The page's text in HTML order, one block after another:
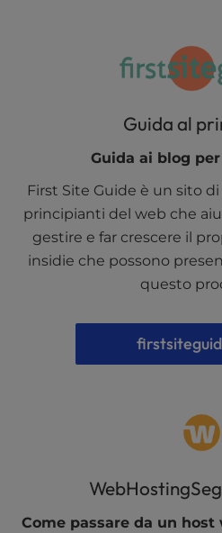
Guida al
Guida ai blog
First Site Guide è un sito
principianti del web che
gestire e far crescere il
insidie che possono
questo
Come passare da un